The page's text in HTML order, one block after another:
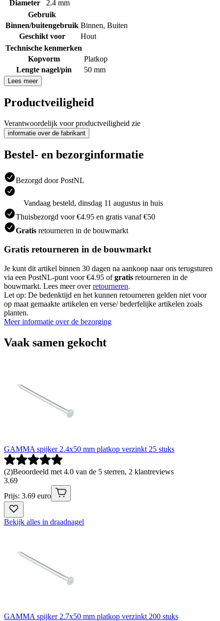
Diameter
2.4 mm
Gebruik
Binnen/buitengebruik Binnen, Buiten
Geschikt voor
Hout
Technische kenmerken
Kopvorm
Platkop
Lengte nagel/pin
50 mm
Lees meer
Productveiligheid
Verantwoordelijk voor productveiligheid zie
informatie over de fabrikant
Bestel- en bezorginformatie
Bezorgd door PostNL
Vandaag besteld, dinsdag 11 augustus in huis
Thuisbezorgd voor €4.95 en gratis vanaf €50
Gratis retourneren in de bouwmarkt
Gratis retourneren in de bouwmarkt
Je kunt dit artikel binnen 30 dagen na aankoop naar ons terugsturen
via een PostNL-punt voor €4.95 ofgratis retourneren in de
bouwmarkt. Lees meer overretourneren.
Let op: De bedenktijd en het kunnen retourneren gelden niet voor
op maat gemaakte artikelen en verse/ bederfelijke artikelen zoals
planten.
Meer informatie over de bezorging
Vaak samen gekocht
GAMMA spijker 2.4x50 mm platkop verzinkt 25 stuks
(2)Beoordeeld met 4.0 van de 5 sterren, 2 klantreviews
3.69
Prijs: 3.69 euro
Bekijk alles in draadnagel
GAMMA spijker 2.7x50 mm platkop verzinkt 200 stuks